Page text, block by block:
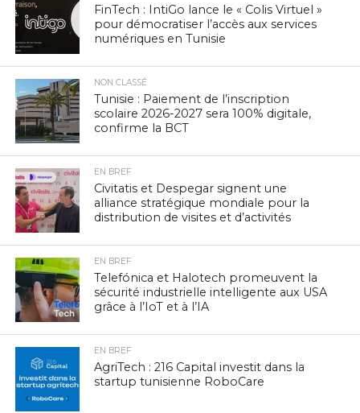
FinTech : IntiGo lance le « Colis Virtuel »
pour démocratiser l’accès aux services
numériques en Tunisie
NON CLASSÉ
Tunisie : Paiement de l’inscription
scolaire 2026-2027 sera 100% digitale,
confirme la BCT
EN BREF
Civitatis et Despegar signent une
alliance stratégique mondiale pour la
distribution de visites et d’activités
EN BREF
Telefónica et Halotech promeuvent la
sécurité industrielle intelligente aux USA
grâce à l’IoT et à l’IA
EN BREF
AgriTech : 216 Capital investit dans la
startup tunisienne RoboCare